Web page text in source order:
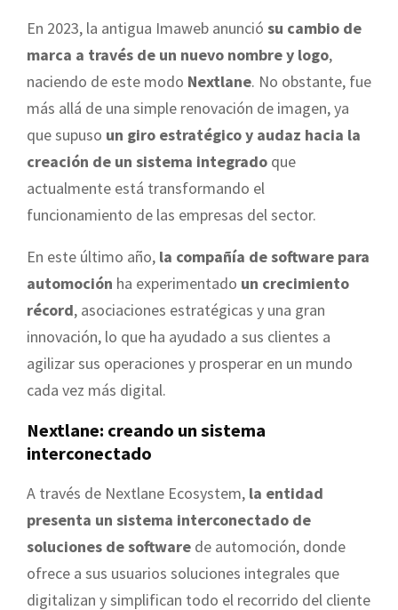
En 2023, la antigua Imaweb anunció su cambio de
marca a través de un nuevo nombre y logo,
naciendo de este modo Nextlane. No obstante, fue
más allá de una simple renovación de imagen, ya
que supuso un giro estratégico y audaz hacia la
creación de un sistema integrado que
actualmente está transformando el
funcionamiento de las empresas del sector.
En este último año, la compañía de software para
automoción ha experimentado un crecimiento
récord, asociaciones estratégicas y una gran
innovación, lo que ha ayudado a sus clientes a
agilizar sus operaciones y prosperar en un mundo
cada vez más digital.
Nextlane: creando un sistema
interconectado
A través de Nextlane Ecosystem, la entidad
presenta un sistema interconectado de
soluciones de software de automoción, donde
ofrece a sus usuarios soluciones integrales que
digitalizan y simplifican todo el recorrido del cliente